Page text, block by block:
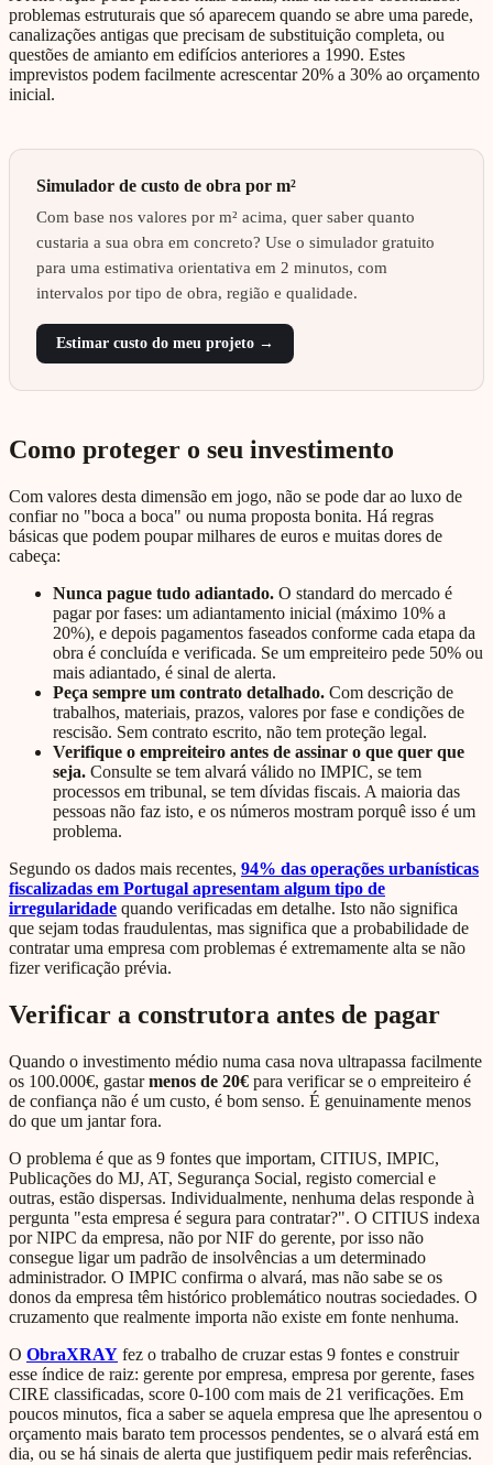
problemas estruturais que só aparecem quando se abre uma parede,
canalizações antigas que precisam de substituição completa, ou
questões de amianto em edifícios anteriores a 1990. Estes
imprevistos podem facilmente acrescentar 20% a 30% ao orçamento
inicial.
Simulador de custo de obra por m²
Com base nos valores por m² acima, quer saber quanto
custaria a sua obra em concreto? Use o simulador gratuito
para uma estimativa orientativa em 2 minutos, com
intervalos por tipo de obra, região e qualidade.
Estimar custo do meu projeto →
Como proteger o seu investimento
Com valores desta dimensão em jogo, não se pode dar ao luxo de
confiar no "boca a boca" ou numa proposta bonita. Há regras
básicas que podem poupar milhares de euros e muitas dores de
cabeça:
Nunca pague tudo adiantado. O standard do mercado é
pagar por fases: um adiantamento inicial (máximo 10% a
20%), e depois pagamentos faseados conforme cada etapa da
obra é concluída e verificada. Se um empreiteiro pede 50% ou
mais adiantado, é sinal de alerta.
Peça sempre um contrato detalhado. Com descrição de
trabalhos, materiais, prazos, valores por fase e condições de
rescisão. Sem contrato escrito, não tem proteção legal.
Verifique o empreiteiro antes de assinar o que quer que
seja. Consulte se tem alvará válido no IMPIC, se tem
processos em tribunal, se tem dívidas fiscais. A maioria das
pessoas não faz isto, e os números mostram porquê isso é um
problema.
Segundo os dados mais recentes, 94% das operações urbanísticas
fiscalizadas em Portugal apresentam algum tipo de
irregularidade quando verificadas em detalhe. Isto não significa
que sejam todas fraudulentas, mas significa que a probabilidade de
contratar uma empresa com problemas é extremamente alta se não
fizer verificação prévia.
Verificar a construtora antes de pagar
Quando o investimento médio numa casa nova ultrapassa facilmente
os 100.000€, gastarmenos de 20€ para verificar se o empreiteiro é
de confiança não é um custo, é bom senso. É genuinamente menos
do que um jantar fora.
O problema é que as 9 fontes que importam, CITIUS, IMPIC,
Publicações do MJ, AT, Segurança Social, registo comercial e
outras, estão dispersas. Individualmente, nenhuma delas responde à
pergunta "esta empresa é segura para contratar?". O CITIUS indexa
por NIPC da empresa, não por NIF do gerente, por isso não
consegue ligar um padrão de insolvências a um determinado
administrador. O IMPIC confirma o alvará, mas não sabe se os
donos da empresa têm histórico problemático noutras sociedades. O
cruzamento que realmente importa não existe em fonte nenhuma.
O ObraXRAY fez o trabalho de cruzar estas 9 fontes e construir
esse índice de raiz: gerente por empresa, empresa por gerente, fases
CIRE classificadas, score 0-100 com mais de 21 verificações. Em
poucos minutos, fica a saber se aquela empresa que lhe apresentou o
orçamento mais barato tem processos pendentes, se o alvará está em
dia, ou se há sinais de alerta que justifiquem pedir mais referências.